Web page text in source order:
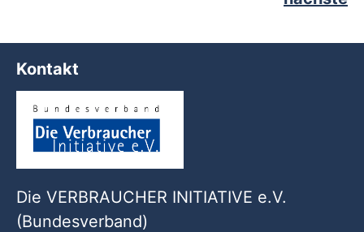
Kontakt
Die VERBRAUCHER INITIATIVE e.V.
(Bundesverband)